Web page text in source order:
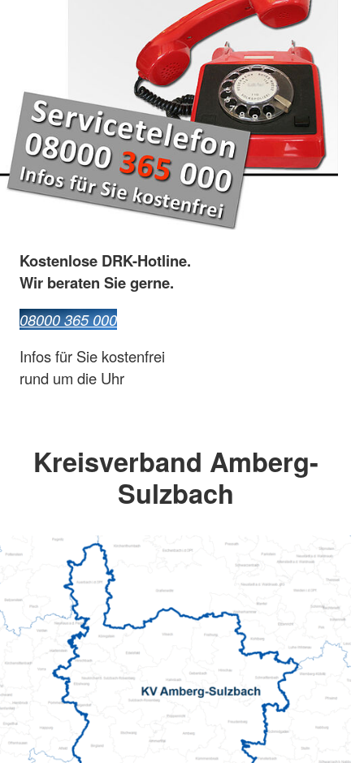
Kostenlose DRK-Hotline.
Wir beraten Sie gerne.
08000 365 000
Infos für Sie kostenfrei
rund um die Uhr
Kreisverband Amberg-
Sulzbach